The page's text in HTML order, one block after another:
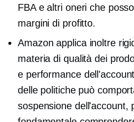
FBA e altri oneri che
margini di profitto.
Amazon applica inoltre
materia di qualità dei
e performance
delle politiche può
sospensione dell'account,